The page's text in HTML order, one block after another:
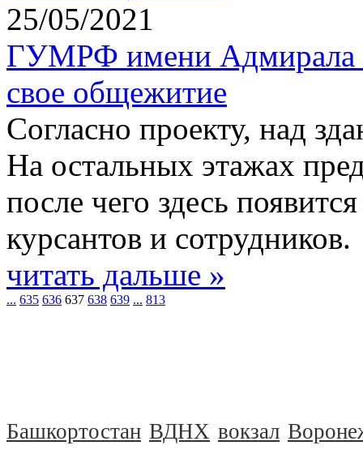
25/05/2021
ГУМРФ имени Адмирала
свое общежитие
Согласно проекту, над
На остальных этажах
после чего здесь
курсантов и сотрудников.
читать дальше »
... 635 636 637 638 639 ... 813
Башкортостан ВДНХ вокзал